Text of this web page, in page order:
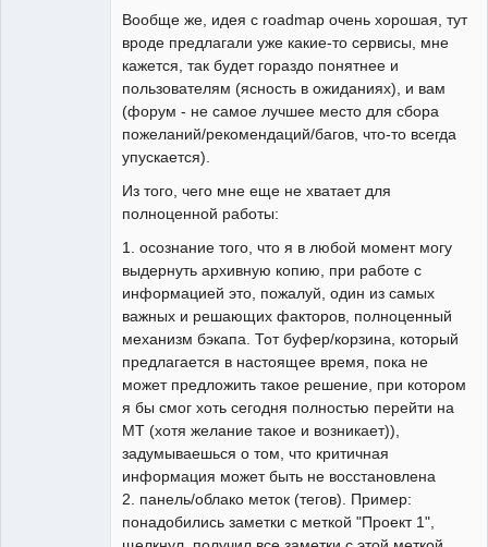
Вообще же, идея с roadmap очень хорошая, тут
вроде предлагали уже какие-то сервисы, мне
кажется, так будет гораздо понятнее и
пользователям (ясность в ожиданиях), и вам
(форум - не самое лучшее место для сбора
пожеланий/рекомендаций/багов, что-то всегда
упускается).
Из того, чего мне еще не хватает для
полноценной работы:
1. осознание того, что я в любой момент могу
выдернуть архивную копию, при работе с
информацией это, пожалуй, один из самых
важных и решающих факторов, полноценный
механизм бэкапа. Тот буфер/корзина, который
предлагается в настоящее время, пока не
может предложить такое решение, при котором
я бы смог хоть сегодня полностью перейти на
MT (хотя желание такое и возникает)),
задумываешься о том, что критичная
информация может быть не восстановлена
2. панель/облако меток (тегов). Пример:
понадобились заметки с меткой "Проект 1",